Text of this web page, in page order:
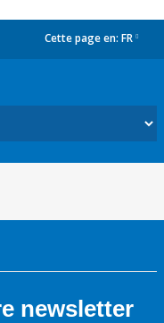
Cette page en: FR
newsletter